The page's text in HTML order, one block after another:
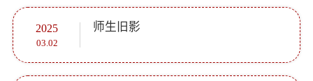
2025
03.02
师生旧影